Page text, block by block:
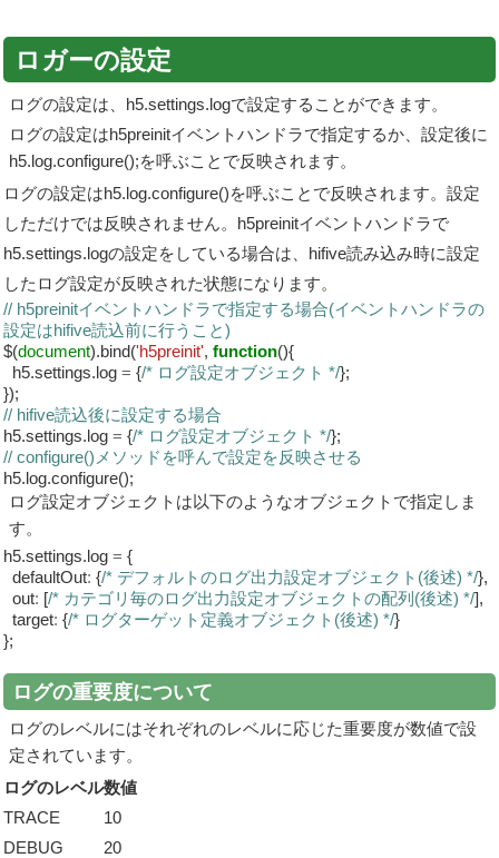
ロガーの設定
ログの設定は、 h5.settings.logで設定することができます。
ログの設定はh5preinitイベントハンドラで指定するか、設定後に
h5.log.configure();を呼ぶことで反映されます。
ログの設定はh5.log.configure()を呼ぶことで反映されます。設定
しただけでは反映されません。h5preinitイベントハンドラで
h5.settings.logの設定をしている場合は、hifive読み込み時に設定
したログ設定が反映された状態になります。
// h5preinitイベントハンドラで指定する場合(イベントハンドラの
設定はhifive読込前に行うこと)
$(document).bind('h5preinit', function(){
h5.settings.log = {/* ログ設定オブジェクト */};
});
// hifive読込後に設定する場合
h5.settings.log = {/* ログ設定オブジェクト */};
// configure()メソッドを呼んで設定を反映させる
h5.log.configure();
ログ設定オブジェクトは以下のようなオブジェクトで指定しま
す。
h5.settings.log = {
defaultOut: {/* デフォルトのログ出力設定オブジェクト(後述) */},
out: [/* カテゴリ毎のログ出力設定オブジェクトの配列(後述) */],
target: {/* ログターゲット定義オブジェクト(後述) */}
};
ログの重要度について
ログのレベルにはそれぞれのレベルに応じた重要度が数値で設
定されています。
ログのレベル数値
TRACE
10
DEBUG
20